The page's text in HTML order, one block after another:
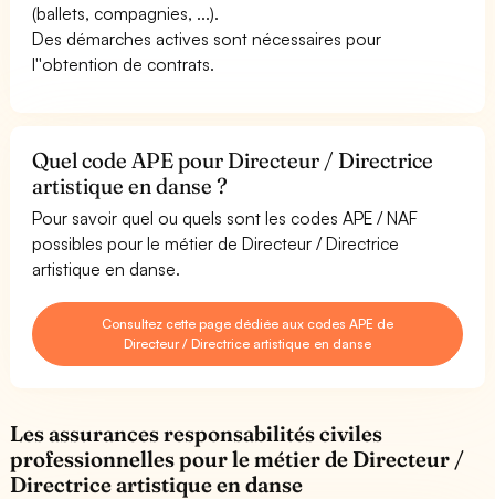
(ballets, compagnies, ...).
Des démarches actives sont nécessaires pour
l''obtention de contrats.
Quel code APE pour Directeur / Directrice
artistique en danse ?
Pour savoir quel ou quels sont les codes APE / NAF
possibles pour le métier de Directeur / Directrice
artistique en danse.
Consultez cette page dédiée aux codes APE de
Directeur / Directrice artistique en danse
Les assurances responsabilités civiles
professionnelles pour le métier de Directeur /
Directrice artistique en danse